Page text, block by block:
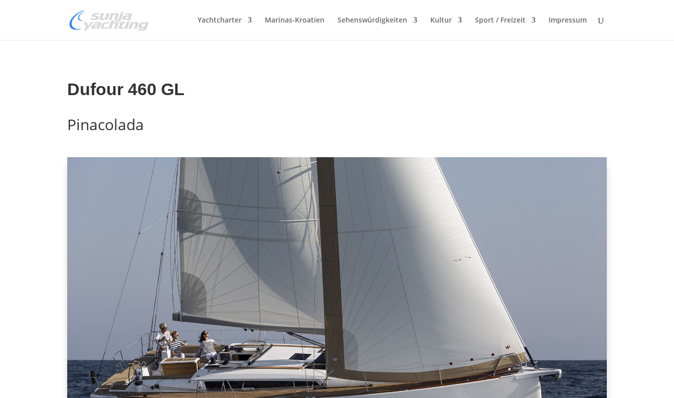
Yachtcharter Marinas-Kroatien Sehenswürdigkeiten Kultur Sport / Freizeit Impressum
Dufour 460 GL
Pinacolada